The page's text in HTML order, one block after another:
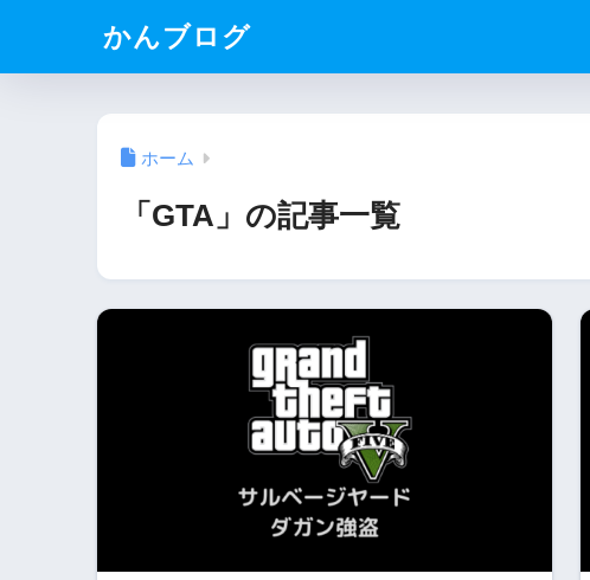
かんブログ
ホーム
「GTA」の記事一覧